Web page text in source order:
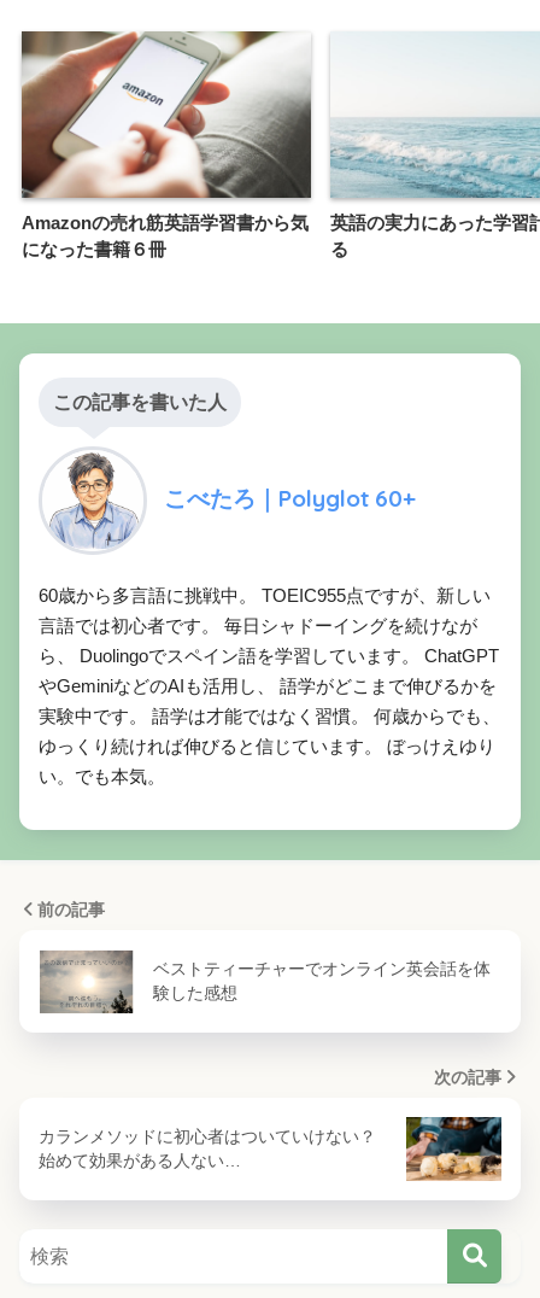
Amazonの売れ筋英語学習書から気
になった書籍６冊
英語の実力にあった学習
る
この記事を書いた人
こべたろ｜Polyglot 60+
60歳から多言語に挑戦中。 TOEIC955点ですが、新しい
言語では初心者です。 毎日シャドーイングを続けなが
ら、 Duolingoでスペイン語を学習しています。 ChatGPT
やGeminiなどのAIも活用し、 語学がどこまで伸びるかを
実験中です。 語学は才能ではなく習慣。 何歳からでも、
ゆっくり続ければ伸びると信じています。 ぼっけえゆり
い。でも本気。
前の記事
ベストティーチャーでオンライン英会話を体
験した感想
次の記事
カランメソッドに初心者はついていけない？
始めて効果がある人ない…